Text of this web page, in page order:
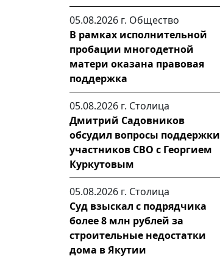
05.08.2026 г. Общество
В рамках исполнительной
пробации многодетной
матери оказана правовая
поддержка
05.08.2026 г. Столица
Дмитрий Садовников
обсудил вопросы поддержки
участников СВО с Георгием
Куркутовым
05.08.2026 г. Столица
Суд взыскал с подрядчика
более 8 млн рублей за
строительные недостатки
дома в Якутии